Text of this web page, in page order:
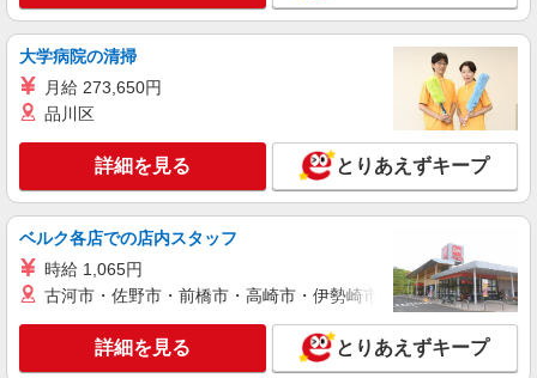
すき家 463号入間東店
すき家の店舗スタッフ（接客・調理・清掃な
詳細を見る
正社員
株式会社HITOWA フードサービスカンパニー
福祉施設での調理師【正社員】
月給23万円〜27万円 ※給与は経験や前職給与
に応じて決定します。 賞与年2回
はなことば入間藤沢 （埼玉県入間市上藤沢
大学病院の清掃
月給 273,650円
品川区
詳細を見る とりあえずキープ
ベルク各店での店内スタッフ
時給 1,065円
古河市・佐野市・前橋市・高崎市・伊勢崎市・太田市・館林市
詳細を見る とりあえずキープ